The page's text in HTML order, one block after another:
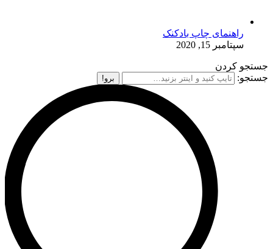
راهنمای چاپ بادکنک
سپتامبر 15, 2020
جستجو کردن
جستجو: